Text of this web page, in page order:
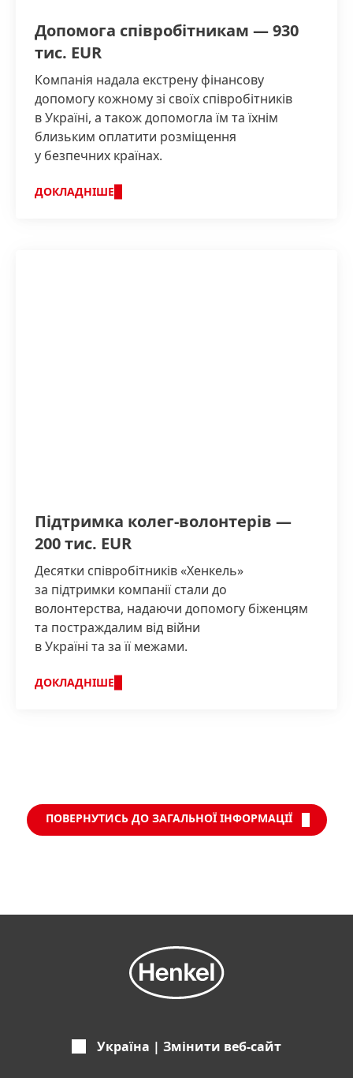
Допомога співробітникам — 930
тис. EUR
Компанія надала екстрену фінансову
допомогу кожному зі своїх співробітників
в Україні, а також допомогла їм та їхнім
близьким оплатити розміщення
у безпечних країнах.
ДОКЛАДНІШЕ
Підтримка колег-волонтерів —
200 тис. EUR
Десятки співробітників «Хенкель»
за підтримки компанії стали до
волонтерства, надаючи допомогу біженцям
та постраждалим від війни
в Україні та за її межами.
ДОКЛАДНІШЕ
ПОВЕРНУТИСЬ ДО ЗАГАЛЬНОЇ ІНФОРМАЦІЇ
Україна | Змінити веб-сайт